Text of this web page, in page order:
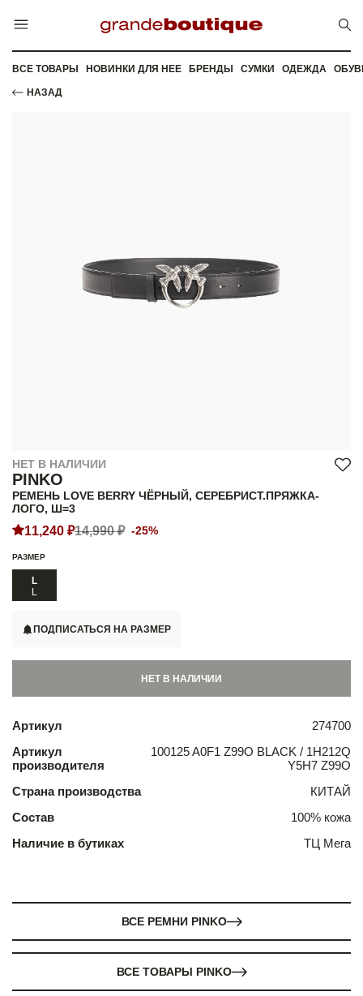
ВСЕ ТОВАРЫ НОВИНКИ ДЛЯ НЕЕ БРЕНДЫ СУМКИ ОДЕЖДА
НАЗАД
НЕТ В НАЛИЧИИ
PINKO
РЕМЕНЬ LOVE BERRY ЧЁРНЫЙ, СЕРЕБРИСТ.ПРЯЖКА-
ЛОГО, Ш=3
11,240 ₽14,990 ₽ -25%
РАЗМЕР
L
L
ПОДПИСАТЬСЯ НА РАЗМЕР
НЕТ В НАЛИЧИИ
Артикул
274700
Артикул
производителя
100125 A0F1 Z99O BLACK / 1H212Q
Y5H7 Z99O
Страна производства
КИТАЙ
Состав
100% кожа
Наличие в бутиках
ТЦ Мега
ВСЕ РЕМНИ PINKO
ВСЕ ТОВАРЫ PINKO